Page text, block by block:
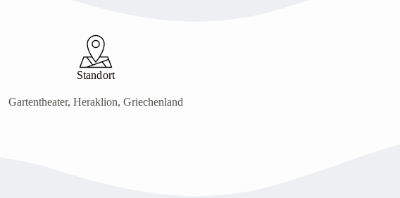
Standort
Gartentheater, Heraklion, Griechenland